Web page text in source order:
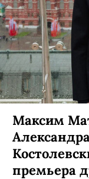
Максим
премьера